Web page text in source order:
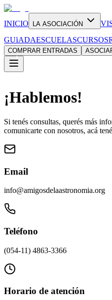
INICIO LA ASOCIACIÓN
GUIADAESCUELASCURSOS
COMPRAR ENTRADAS
¡Hablemos!
Si tenés consultas, querés más
comunicarte con nosotros, acá
Email
info@amigosdelaastronomia.org
Teléfono
(054-11) 4863-3366
Horario de atención